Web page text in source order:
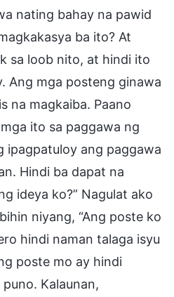
nating bahay na pawid
ba ito? At
sa loob nito, at hindi ito
Ang mga posteng ginawa
na magkaiba. Paano
ito sa paggawa ng
ipagpatuloy ang paggawa
Hindi ba dapat na
ideya ko?” Nagulat ako
niyang, “Ang poste ko
hindi naman talaga isyu
poste mo ay hindi
Kalaunan,